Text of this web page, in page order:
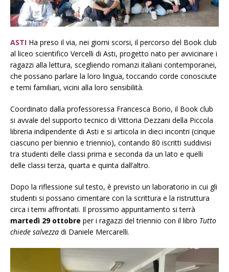
ASTI Ha preso il via, nei giorni scorsi, il percorso del Book club
al liceo scientifico Vercelli di Asti, progetto nato per avvicinare i
ragazzi alla lettura, scegliendo romanzi italiani contemporanei,
che possano parlare la loro lingua, toccando corde conosciute
e temi familiari, vicini alla loro sensibilità.
Coordinato dalla professoressa Francesca Borio, il Book club
si avvale del supporto tecnico di Vittoria Dezzani della Piccola
libreria indipendente di Asti e si articola in dieci incontri (cinque
ciascuno per biennio e triennio), contando 80 iscritti suddivisi
tra studenti delle classi prima e seconda da un lato e quelli
delle classi terza, quarta e quinta dall’altro.
Dopo la riflessione sul testo, è previsto un laboratorio in cui gli
studenti si possano cimentare con la scrittura e la ristruttura
circa i temi affrontati. Il prossimo appuntamento si terrà
martedì 29 ottobre per i ragazzi del triennio con il libro Tutto
chiede salvezza di Daniele Mercarelli.